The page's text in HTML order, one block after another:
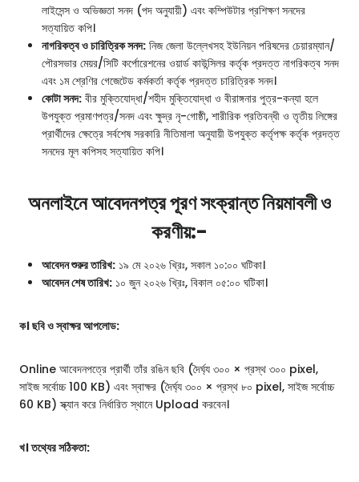
লাইসেন্স ও অভিজ্ঞতা সনদ (পদ অনুযায়ী) এবং কম্পিউটার প্রশিক্ষণ সনদের
সত্যায়িত কপি।
নাগরিকত্ব ও চারিত্রিক সনদ: নিজ জেলা উল্লেখসহ ইউনিয়ন পরিষদের চেয়ারম্যান/
পৌরসভার মেয়র/সিটি কর্পোরেশনের ওয়ার্ড কাউন্সিলর কর্তৃক প্রদত্ত নাগরিকত্ব সনদ
এবং ১ম শ্রেণির গেজেটেড কর্মকর্তা কর্তৃক প্রদত্ত চারিত্রিক সনদ।
কোটা সনদ: বীর মুক্তিযোদ্ধা/শহীদ মুক্তিযোদ্ধা ও বীরাঙ্গনার পুত্র-কন্যা হলে
উপযুক্ত প্রমাণপত্র/সনদ এবং ক্ষুদ্র নৃ-গোষ্ঠী, শারীরিক প্রতিবন্ধী ও তৃতীয় লিঙ্গের
প্রার্থীদের ক্ষেত্রে সর্বশেষ সরকারি নীতিমালা অনুযায়ী উপযুক্ত কর্তৃপক্ষ কর্তৃক প্রদত্ত
সনদের মূল কপিসহ সত্যায়িত কপি।
অনলাইনে আবেদনপত্র পূরণ সংক্রান্ত নিয়মাবলী ও
করণীয়:-
আবেদন শুরুর তারিখ: ১৯ মে ২০২৬ খ্রিঃ, সকাল ১০:০০ ঘটিকা।
আবেদন শেষ তারিখ: ১০ জুন ২০২৬ খ্রিঃ, বিকাল ০৫:০০ ঘটিকা।
ক। ছবি ও স্বাক্ষর আপলোড:
Online আবেদনপত্রে প্রার্থী তাঁর রঙিন ছবি (দৈর্ঘ্য ৩০০ × প্রস্থ ৩০০ pixel,
সাইজ সর্বোচ্চ 100 KB) এবং স্বাক্ষর (দৈর্ঘ্য ৩০০ × প্রস্থ ৮০ pixel, সাইজ সর্বোচ্চ
60 KB) স্ক্যান করে নির্ধারিত স্থানে Upload করবেন।
খ। তথ্যের সঠিকতা: